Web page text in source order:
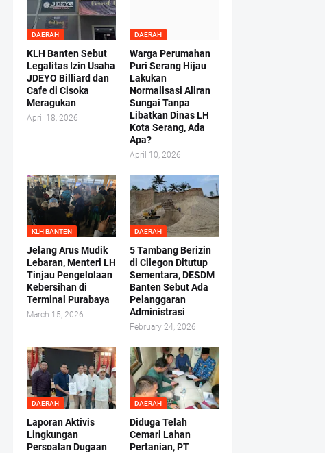
DAERAH
KLH Banten Sebut
Legalitas Izin Usaha
JDEYO Billiard dan
Cafe di Cisoka
Meragukan
April 18, 2026
DAERAH
Warga Perumahan
Puri Serang Hijau
Lakukan
Normalisasi Aliran
Sungai Tanpa
Libatkan Dinas LH
Kota Serang, Ada
Apa?
April 10, 2026
KLH BANTEN
Jelang Arus Mudik
Lebaran, Menteri LH
Tinjau Pengelolaan
Kebersihan di
Terminal Purabaya
March 15, 2026
DAERAH
5 Tambang Berizin
di Cilegon Ditutup
Sementara, DESDM
Banten Sebut Ada
Pelanggaran
Administrasi
February 24, 2026
DAERAH
Laporan Aktivis
Lingkungan
Persoalan Dugaan
DAERAH
Diduga Telah
Cemari Lahan
Pertanian, PT